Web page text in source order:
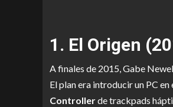
1. El Origen
A finales de 2015, Gabe
El plan era introducir un PC
Controllerde trackpads